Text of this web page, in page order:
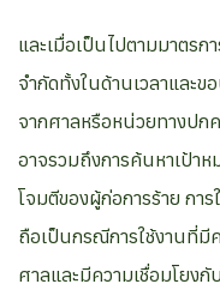
และเมื่อเป็นไปตามมาตรก
จำกัดทั้งในด้านเวลาและ
จากศาลหรือหน่วยทางปกค
อาจรวมถึงการค้นหาเป้า
โจมตีของผู้ก่อการร้าย การ
ถือเป็นกรณีการใช้งานที่มี
ศาลและมีความเชื่อมโยง